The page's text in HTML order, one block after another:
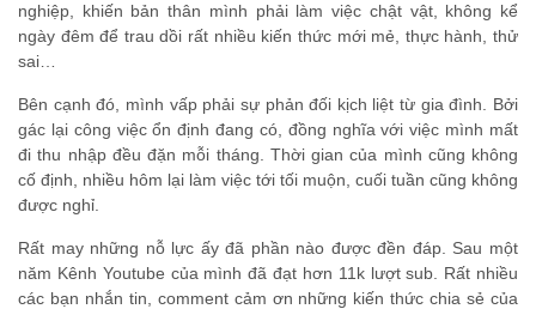
nghiệp, khiến bản thân mình phải làm việc chật vật, không kể
ngày đêm để trau dồi rất nhiều kiến thức mới mẻ, thực hành, thử
sai…
Bên cạnh đó, mình vấp phải sự phản đối kịch liệt từ gia đình. Bởi
gác lại công việc ổn định đang có, đồng nghĩa với việc mình mất
đi thu nhập đều đặn mỗi tháng. Thời gian của mình cũng không
cố định, nhiều hôm lại làm việc tới tối muộn, cuối tuần cũng không
được nghỉ.
Rất may những nỗ lực ấy đã phần nào được đền đáp. Sau một
năm Kênh Youtube của mình đã đạt hơn 11k lượt sub. Rất nhiều
các bạn nhắn tin, comment cảm ơn những kiến thức chia sẻ của